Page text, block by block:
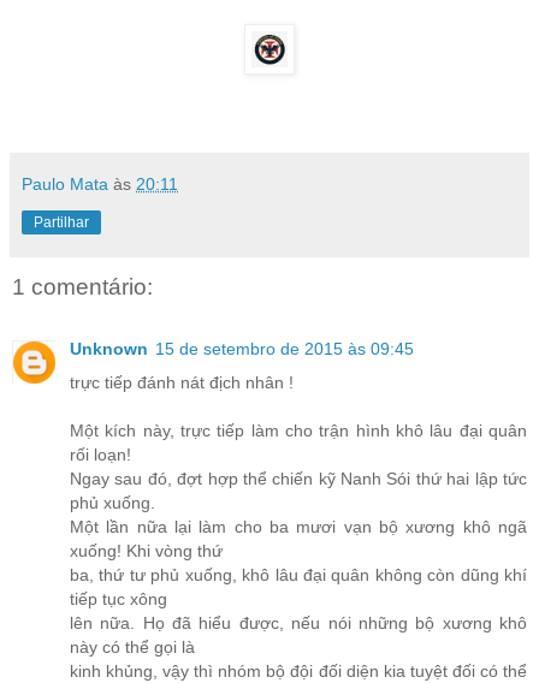
Paulo Mata às 20:11
Partilhar
1 comentário:
Unknown 15 de setembro de 2015 às 09:45
trực tiếp đánh nát địch nhân !
Một kích này, trực tiếp làm cho trận hình khô lâu đại quân
rối loạn!
Ngay sau đó, đợt hợp thể chiến kỹ Nanh Sói thứ hai lập tức
phủ xuống.
Một lần nữa lại làm cho ba mươi vạn bộ xương khô ngã
xuống! Khi vòng thứ
ba, thứ tư phủ xuống, khô lâu đại quân không còn dũng khí
tiếp tục xông
lên nữa. Họ đã hiểu được, nếu nói những bộ xương khô
này có thể gọi là
kinh khủng, vậy thì nhóm bộ đội đối diện kia tuyệt đối có thể